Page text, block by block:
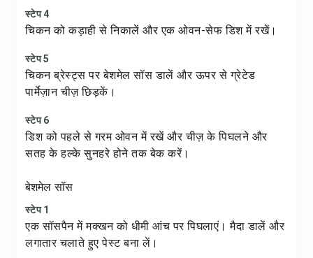
स्टेप 4
चिकन को कड़ाही से निकालें और एक ओवन-सेफ डिश में रखें।
स्टेप 5
चिकन ब्रेस्ट्स पर बेशमेल सॉस डालें और ऊपर से ग्रेटेड
पार्मेज़ान चीज़ छिड़कें।
स्टेप 6
डिश को पहले से गरम ओवन में रखें और चीज़ के पिघलने और
सतह के हल्के सुनहरे होने तक बेक करें।
बेशमेल सॉस
स्टेप 1
एक सॉसपैन में मक्खन को धीमी आंच पर पिघलाएं। मैदा डालें और
लगातार चलाते हुए पेस्ट बना लें।